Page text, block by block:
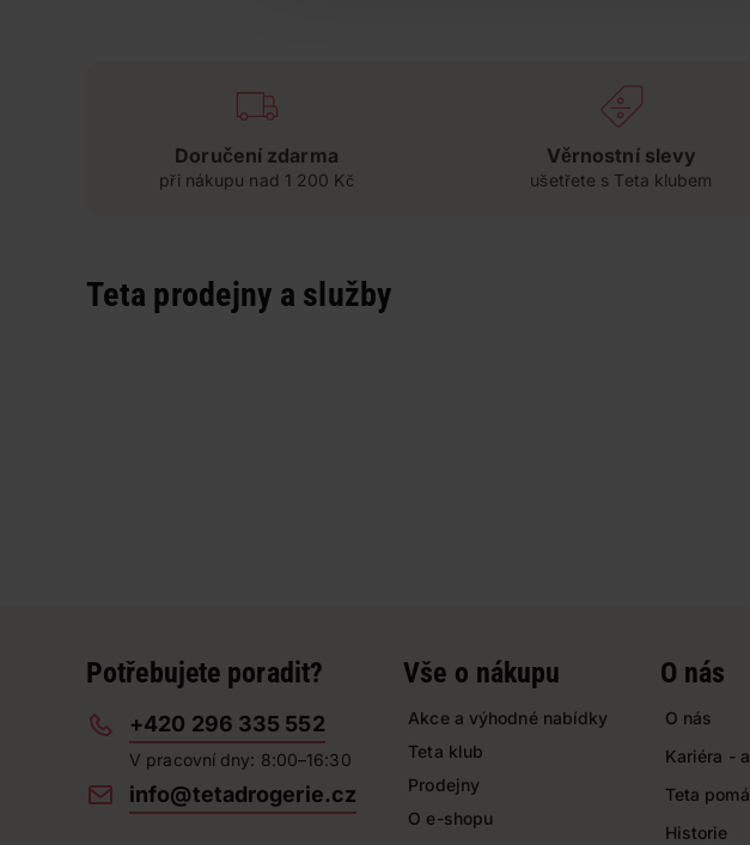
Doručení zdarma
při nákupu nad 1 200 Kč
Věrnostní slevy
ušetřete s Teta klubem
Teta prodejny a služby
Potřebujete poradit?
+420 296 335 552
V pracovní dny: 8:00–16:30
info@tetadrogerie.cz
Vše o nákupu
Akce a výhodné nabídky
Teta klub
Prodejny
O e-shopu
O nás
O nás
Kariéra -
Teta
Historie